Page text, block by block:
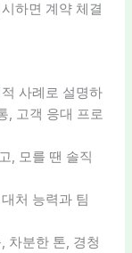
하면 계약 체결
사례로 설명하
, 고객 응대 프로
, 모를 땐 솔직
처 능력과 팀
차분한 톤, 경청